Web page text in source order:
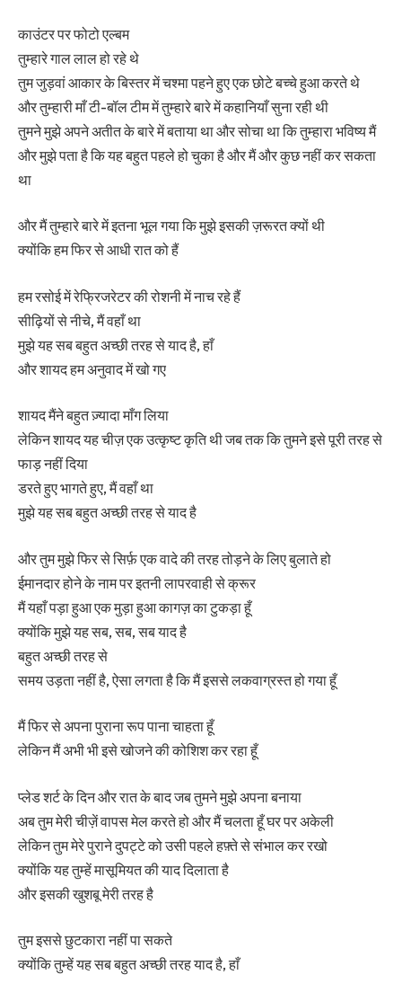
काउंटर पर फोटो एल्बम
तुम्हारे गाल लाल हो रहे थे
तुम जुड़वां आकार के बिस्तर में चश्मा पहने हुए एक छोटे बच्चे हुआ करते थे
और तुम्हारी माँ टी-बॉल टीम में तुम्हारे बारे में कहानियाँ सुना रही थी
तुमने मुझे अपने अतीत के बारे में बताया था और सोचा था कि तुम्हारा भविष्य मैं
और मुझे पता है कि यह बहुत पहले हो चुका है और मैं और कुछ नहीं कर सकता
था
और मैं तुम्हारे बारे में इतना भूल गया कि मुझे इसकी ज़रूरत क्यों थी
क्योंकि हम फिर से आधी रात को हैं
हम रसोई में रेफ्रिजरेटर की रोशनी में नाच रहे हैं
सीढ़ियों से नीचे, मैं वहाँ था
मुझे यह सब बहुत अच्छी तरह से याद है, हाँ
और शायद हम अनुवाद में खो गए
शायद मैंने बहुत ज़्यादा माँग लिया
लेकिन शायद यह चीज़ एक उत्कृष्ट कृति थी जब तक कि तुमने इसे पूरी तरह से
फाड़ नहीं दिया
डरते हुए भागते हुए, मैं वहाँ था
मुझे यह सब बहुत अच्छी तरह से याद है
और तुम मुझे फिर से सिर्फ़ एक वादे की तरह तोड़ने के लिए बुलाते हो
ईमानदार होने के नाम पर इतनी लापरवाही से क्रूर
मैं यहाँ पड़ा हुआ एक मुड़ा हुआ कागज़ का टुकड़ा हूँ
क्योंकि मुझे यह सब, सब, सब याद है
बहुत अच्छी तरह से
समय उड़ता नहीं है, ऐसा लगता है कि मैं इससे लकवाग्रस्त हो गया हूँ
मैं फिर से अपना पुराना रूप पाना चाहता हूँ
लेकिन मैं अभी भी इसे खोजने की कोशिश कर रहा हूँ
प्लेड शर्ट के दिन और रात के बाद जब तुमने मुझे अपना बनाया
अब तुम मेरी चीज़ें वापस मेल करते हो और मैं चलता हूँ घर पर अकेली
लेकिन तुम मेरे पुराने दुपट्टे को उसी पहले हफ़्ते से संभाल कर रखो
क्योंकि यह तुम्हें मासूमियत की याद दिलाता है
और इसकी खुशबू मेरी तरह है
तुम इससे छुटकारा नहीं पा सकते
क्योंकि तुम्हें यह सब बहुत अच्छी तरह याद है, हाँ